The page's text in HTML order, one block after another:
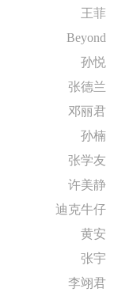
王菲
Beyond
孙悦
张德兰
邓丽君
孙楠
张学友
许美静
迪克牛仔
黄安
张宇
李翊君